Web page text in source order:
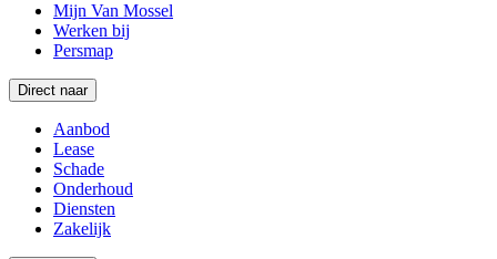
Mijn Van Mossel
Werken bij
Persmap
Direct naar
Aanbod
Lease
Schade
Onderhoud
Diensten
Zakelijk